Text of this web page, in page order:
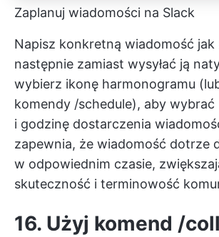
Zaplanuj wiadomości na Slack
Napisz konkretną wiadomość jak
następnie zamiast wysyłać ją
wybierz ikonę harmonogramu
komendy /schedule), aby wybrać
i godzinę dostarczenia
zapewnia, że wiadomość dotrze
w odpowiednim czasie,
skuteczność i terminowość
16. Użyj komend /